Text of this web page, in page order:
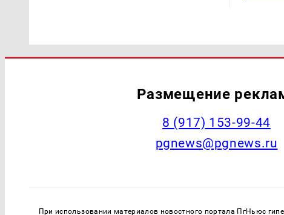
Размещение
‭8 (917) 153-99-44
pgnews@pgnews.ru
При использовании материалов новостного портала ПгНьюс